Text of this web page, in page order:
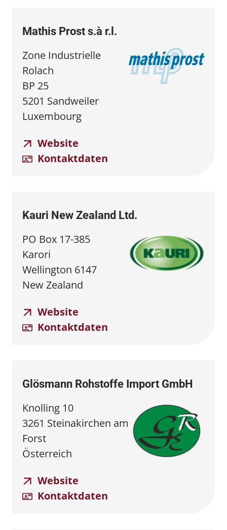
Mathis Prost s.à r.l.
Zone Industrielle
Rolach
BP 25
5201 Sandweiler
Luxembourg
Website
Kontaktdaten
Kauri New Zealand Ltd.
PO Box 17-385
Karori
Wellington 6147
New Zealand
Website
Kontaktdaten
Glösmann Rohstoffe Import GmbH
Knolling 10
3261 Steinakirchen am
Forst
Österreich
Website
Kontaktdaten